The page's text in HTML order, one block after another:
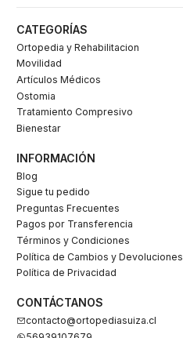
CATEGORÍAS
Ortopedia y Rehabilitacion
Movilidad
Artículos Médicos
Ostomia
Tratamiento Compresivo
Bienestar
INFORMACIÓN
Blog
Sigue tu pedido
Preguntas Frecuentes
Pagos por Transferencia
Términos y Condiciones
Política de Cambios y Devoluciones
Política de Privacidad
CONTÁCTANOS
contacto@ortopediasuiza.cl